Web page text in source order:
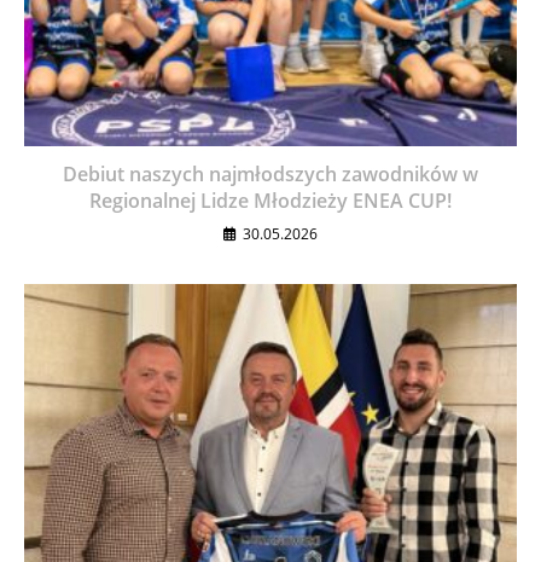
Debiut naszych najmłodszych zawodników w
Regionalnej Lidze Młodzieży ENEA CUP!
30.05.2026